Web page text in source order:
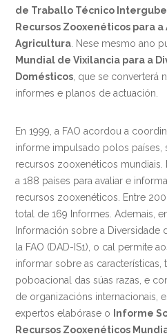
de Traballo Técnico
Recursos Zooxenéticos para
Agricultura . Nese mesmo ano
Mundial de Vixilancia para a
Domésticos , que se converterá
informes e planos de actuación.
En 1999, a FAO acordou a
informe impulsado polos países,
recursos zooxenéticos mundiais.
a 188 países para avaliar e
recursos zooxenéticos. Entre
total de 169 Informes. Ademais,
Información sobre a Diversidade
la FAO (DAD-IS1), o cal permite
informar sobre as características,
poboacional das súas razas, e
de organizacións internacionais,
expertos elabórase o
Informe
Recursos Zooxenéticos